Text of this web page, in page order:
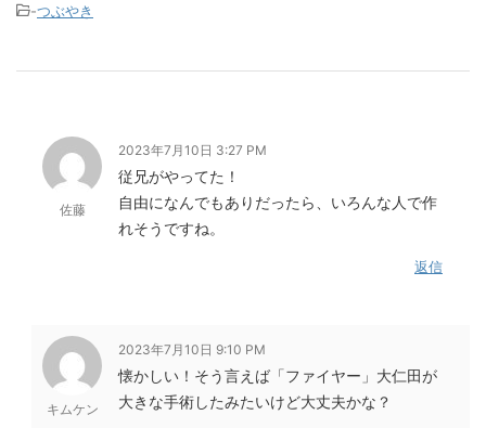
-つぶやき
佐藤
2023年7月10日 3:27 PM
従兄がやってた！
自由になんでもありだったら、いろんな人で作
れそうですね。
返信
キムケン
2023年7月10日 9:10 PM
懐かしい！そう言えば「ファイヤー」大仁田が
大きな手術したみたいけど大丈夫かな？